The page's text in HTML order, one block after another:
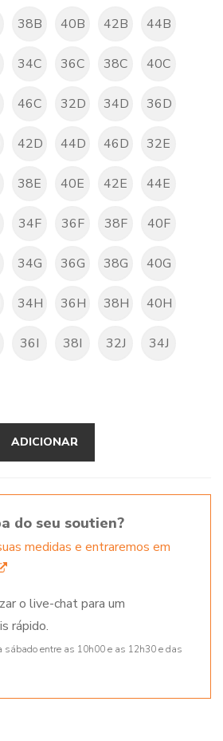
38B 40B 42B 44B
34C 36C 38C 40C
46C 32D 34D 36D
42D 44D 46D 32E
38E 40E 42E 44E
34F 36F 38F 40F
34G 36G 38G 40G
34H 36H 38H 40H
36I 38I 32J 34J
ADICIONAR
do seu soutien?
medidas e entraremos em
o live-chat para um
rápido.
sábado entre as 10h00 e as 12h30 e das